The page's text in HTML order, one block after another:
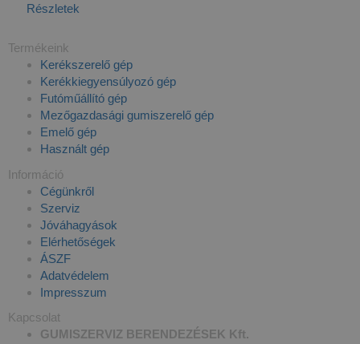
Részletek
Termékeink
Kerékszerelő gép
Kerékkiegyensúlyozó gép
Futóműállító gép
Mezőgazdasági gumiszerelő gép
Emelő gép
Használt gép
Információ
Cégünkről
Szerviz
Jóváhagyások
Elérhetőségek
ÁSZF
Adatvédelem
Impresszum
Kapcsolat
GUMISZERVIZ BERENDEZÉSEK Kft.